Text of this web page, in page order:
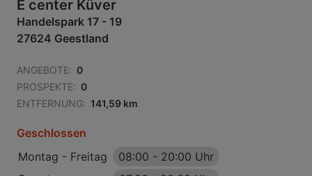
E center Küver
Handelspark 17 - 19
27624 Geestland
ANGEBOTE: 0
PROSPEKTE: 0
ENTFERNUNG: 141,59 km
Geschlossen
Montag - Freitag
08:00 - 20:00 Uhr